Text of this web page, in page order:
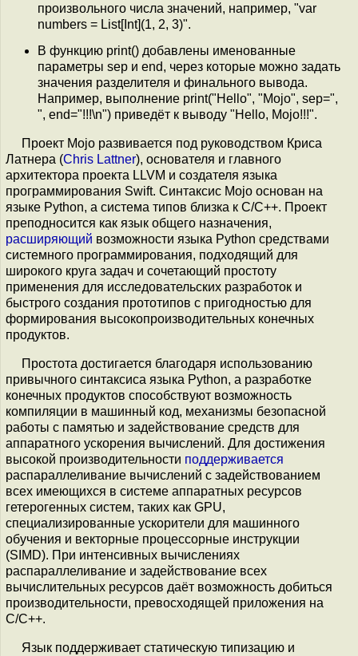
произвольного числа значений, например, "var
numbers = List[Int](1, 2, 3)".
В функцию print() добавлены именованные
параметры sep и end, через которые можно задать
значения разделителя и финального вывода.
Например, выполнение print("Hello", "Mojo", sep=",
", end="!!!\n") приведёт к выводу "Hello, Mojo!!!".
Проект Mojo развивается под руководством Криса
Латнера (Chris Lattner), основателя и главного
архитектора проекта LLVM и создателя языка
программирования Swift. Синтаксис Mojo основан на
языке Python, а система типов близка к C/C++. Проект
преподносится как язык общего назначения,
расширяющий возможности языка Python средствами
системного программирования, подходящий для
широкого круга задач и сочетающий простоту
применения для исследовательских разработок и
быстрого создания прототипов с пригодностью для
формирования высокопроизводительных конечных
продуктов.
Простота достигается благодаря использованию
привычного синтаксиса языка Python, а разработке
конечных продуктов способствуют возможность
компиляции в машинный код, механизмы безопасной
работы с памятью и задействование средств для
аппаратного ускорения вычислений. Для достижения
высокой производительности поддерживается
распараллеливание вычислений с задействованием
всех имеющихся в системе аппаратных ресурсов
гетерогенных систем, таких как GPU,
специализированные ускорители для машинного
обучения и векторные процессорные инструкции
(SIMD). При интенсивных вычислениях
распараллеливание и задействование всех
вычислительных ресурсов даёт возможность добиться
производительности, превосходящей приложения на
C/C++.
Язык поддерживает статическую типизацию и